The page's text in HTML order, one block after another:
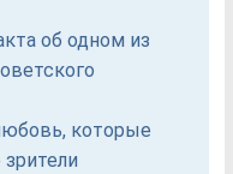
об одном из
которые